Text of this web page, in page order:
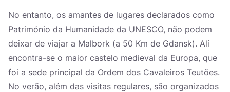
No entanto, os amantes de lugares declarados como
Património da Humanidade da UNESCO, não podem
deixar de viajar a Malbork (a 50 Km de Gdansk). Alí
encontra-se o maior castelo medieval da Europa, que
foi a sede principal da Ordem dos Cavaleiros Teutões.
No verão, além das visitas regulares, são organizados